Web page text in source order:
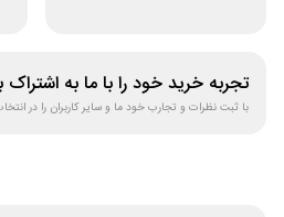
تجربه خرید خود را با ما به اشتراک
با ثبت نظرات و تجارب خود ما و سایر کاربران را در